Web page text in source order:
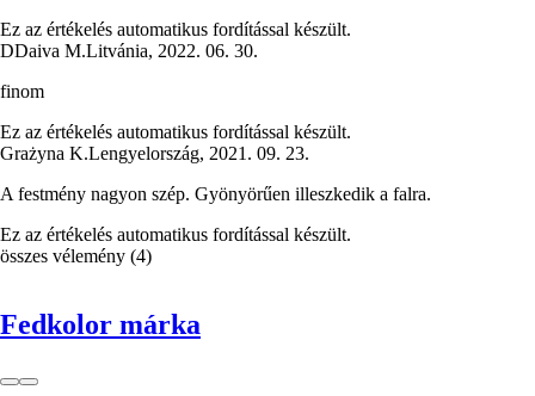
Ez az értékelés automatikus fordítással készült.
DDaiva M.Litvánia, 2022. 06. 30.
finom
Ez az értékelés automatikus fordítással készült.
Grażyna K.Lengyelország, 2021. 09. 23.
A festmény nagyon szép. Gyönyörűen illeszkedik a falra.
Ez az értékelés automatikus fordítással készült.
összes vélemény (4)
Fedkolor márka